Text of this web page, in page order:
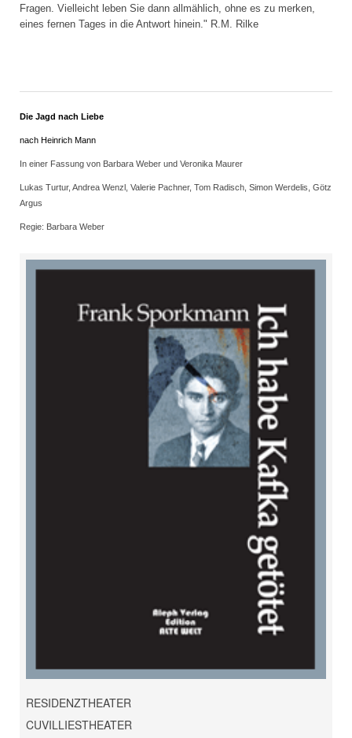
Fragen. Vielleicht leben Sie dann allmählich, ohne es zu merken,
eines fernen Tages in die Antwort hinein." R.M. Rilke
Die Jagd nach Liebe
nach Heinrich Mann
In einer Fassung von Barbara Weber und Veronika Maurer
Lukas Turtur, Andrea Wenzl, Valerie Pachner, Tom Radisch, Simon Werdelis, Götz
Argus
Regie: Barbara Weber
RESIDENZTHEATER
CUVILLIESTHEATER